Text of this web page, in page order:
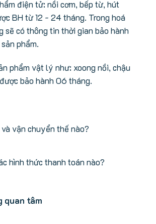
điện tử: nồi cơm, bếp từ, hút
BH từ 12 - 24 tháng. Trong hoá
sẽ có thông tin thời gian bảo hành
phẩm.
phẩm vật lý như: xoong nồi, chậu
bảo hành 06 tháng.
vận chuyển thế nào?
hình thức thanh toán nào?
quan tâm